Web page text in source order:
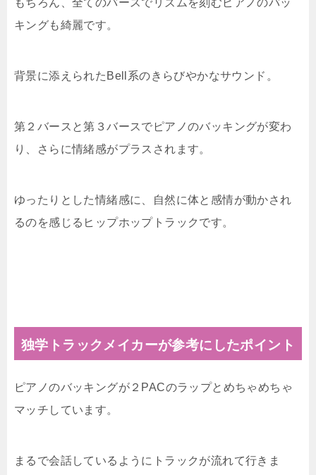
キングも綺麗です。
背景に添えられたBell系のきらびやかなサウンド。
第２バースと第３バースでピアノのバッキングが変わ
り、さらに情緒感がプラスされます。
ゆったりとした情緒感に、自然に体と感情が動かされ
るのを感じるヒップホップトラックです。
独学トラックメイカーが参考にしたポイント
ピアノのバッキングが２PACのラップとめちゃめちゃ
マッチしています。
まるで会話しているようにトラックが流れて行きま